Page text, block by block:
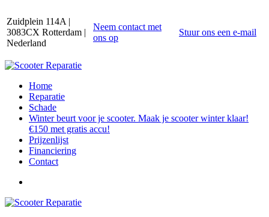
Zuidplein 114A |
3083CX Rotterdam |
Nederland
Neem contact met
ons op
Stuur ons een e-mail
Home
Reparatie
Schade
Winter beurt voor je scooter. Maak je scooter winter klaar!
€150 met gratis accu!
Prijzenlijst
Financiering
Contact